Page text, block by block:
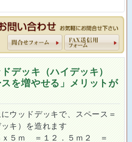
デッキ（ハイデッキ）
を増やせる」メリットが
ウッドデッキで、スペース＝
キ）を造れます
ｘ５ｍ ＝１２．５ｍ２ ＝